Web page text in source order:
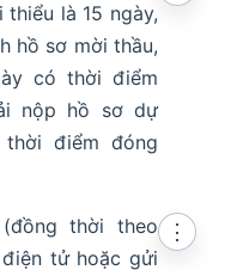
là 15 ngày,
hồ sơ mời thầu,
có thời điểm
nộp hồ sơ dự
điểm đóng
thời theo
tử hoặc gửi
⋮